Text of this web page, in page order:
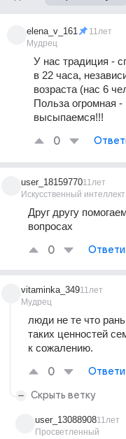
elena_v_161
Мудрец
11лет
У нас традиция -
в 22 часа,
возраста (нас 6
Польза огромная -
высыпаемся!!!
0
user_18159770
Искусственный интеллект
11лет
Друг другу
вопросах
0
vitaminka_349
Мудрец
11лет
люди не те что
таких ценностей
к сожалению.
0
Скрыть ветку
user_13088908
Просветленный
11лет